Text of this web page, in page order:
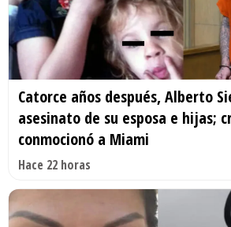
Catorce años después, Alberto
asesinato de su esposa e hijas;
conmocionó a Miami
Hace 22 horas